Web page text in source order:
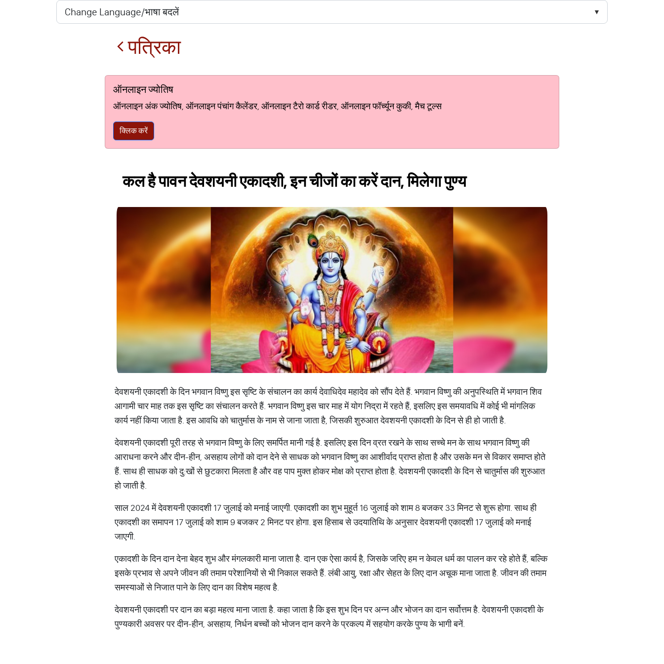
पत्रिका
ऑनलाइन ज्योतिष
ऑनलाइन अंक ज्योतिष, ऑनलाइन पंचांग कैलेंडर, ऑनलाइन टैरो कार्ड रीडर, ऑनलाइन फॉर्च्यून कुकी, मैच टूल्स
क्लिक करें
कल है पावन देवशयनी एकादशी, इन चीजों का करें दान, मिलेगा पुण्य
देवशयनी एकादशी के दिन भगवान विष्णु इस सृष्टि के संचालन का कार्य देवाधिदेव महादेव को सौंप देते हैं. भगवान विष्णु की अनुपस्थिति में भगवान शिव
आगामी चार माह तक इस सृष्टि का संचालन करते हैं. भगवान विष्णु इस चार माह में योग निद्रा में रहते हैं, इसलिए इस समयावधि में कोई भी मांगलिक
कार्य नहीं किया जाता है. इस आवधि को चातुर्मास के नाम से जाना जाता है, जिसकी शुरुआत देवशयनी एकादशी के दिन से ही हो जाती है.
देवशयनी एकादशी पूरी तरह से भगवान विष्णु के लिए समर्पित मानी गई है. इसलिए इस दिन व्रत रखने के साथ सच्चे मन के साथ भगवान विष्णु की
आराधना करने और दीन-हीन, असहाय लोगों को दान देने से साधक को भगवान विष्णु का आशीर्वाद प्राप्त होता है और उसके मन से विकार समाप्त होते
हैं. साथ ही साधक को दु:खों से छुटकारा मिलता है और वह पाप मुक्त होकर मोक्ष को प्राप्त होता है. देवशयनी एकादशी के दिन से चातुर्मास की शुरुआत
हो जाती है.
साल 2024 में देवशयनी एकादशी 17 जुलाई को मनाई जाएगी. एकादशी का शुभ मुहूर्त 16 जुलाई को शाम 8 बजकर 33 मिनट से शुरू होगा. साथ ही
एकादशी का समापन 17 जुलाई को शाम 9 बजकर 2 मिनट पर होगा. इस हिसाब से उदयातिथि के अनुसार देवशयनी एकादशी 17 जुलाई को मनाई
जाएगी.
एकादशी के दिन दान देना बेहद शुभ और मंगलकारी माना जाता है. दान एक ऐसा कार्य है, जिसके जरिए हम न केवल धर्म का पालन कर रहे होते हैं, बल्कि
इसके प्रभाव से अपने जीवन की तमाम परेशानियों से भी निकाल सकते हैं. लंबी आयु, रक्षा और सेहत के लिए दान अचूक माना जाता है. जीवन की तमाम
समस्याओं से निजात पाने के लिए दान का विशेष महत्व है.
देवशयनी एकादशी पर दान का बड़ा महत्व माना जाता है. कहा जाता है कि इस शुभ दिन पर अन्न और भोजन का दान सर्वोत्तम है. देवशयनी एकादशी के
पुण्यकारी अवसर पर दीन-हीन, असहाय, निर्धन बच्चों को भोजन दान करने के प्रकल्प में सहयोग करके पुण्य के भागी बनें.